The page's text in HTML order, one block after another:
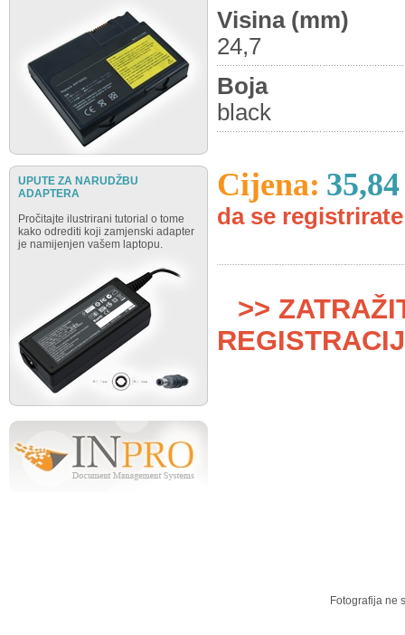
UPUTE ZA NARUDŽBU
ADAPTERA
Pročitajte ilustrirani tutorial o tome
kako odrediti koji zamjenski adapter
je namijenjen vašem laptopu.
Visina (mm)
24,7
Boja
black
Cijena:
da se
>>
Fotografija ne